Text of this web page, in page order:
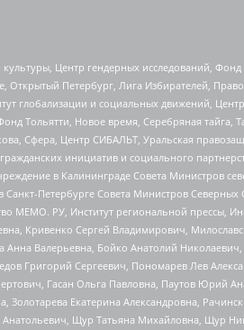
Центр гендерных исследований,
Петербург, Лига Избирателей,
глобализации и социальных движений,
Новое время, Серебряная тайга,
Сфера, Центр СИБАЛЬТ, Уральская
инициатив и социального
в Калининграде Совета Министров
Петербурге Совета Министров
МЕМО. РУ, Институт региональной прессы,
Кривенко Сергей Владимирович,
Валерьевна, Бойко Анатолий
Григорий Сергеевич, Пономарев Лев
Гасан Ольга Павловна, Паутов Юрий
Екатерина Александровна,
Щур Татьяна Михайловна, Щур